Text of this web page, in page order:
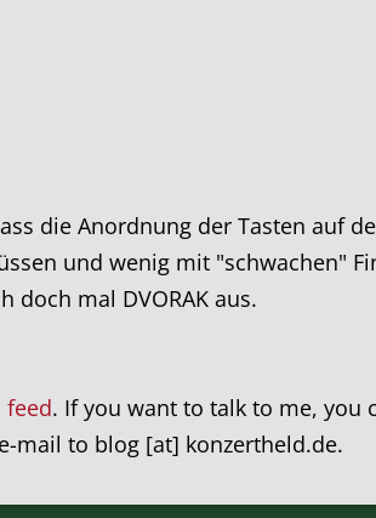
die Anordnung der Tasten auf
und wenig mit "schwachen"
mal DVORAK aus.
feed. If you want to talk to me, you
mail to blog [at] konzertheld.de.